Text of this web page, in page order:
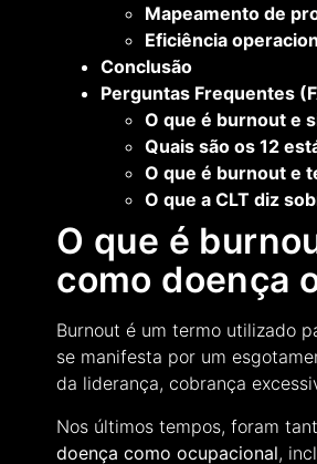
Mapeamento de
Eficiência
Conclusão
Perguntas Frequentes
O que é burnout e
Quais são os 12
O que é burnout e
O que a CLT diz
O que é
como doença
Burnout é um termo utilizado
se manifesta por um
da liderança, cobrança
Nos últimos tempos, foram
doença como ocupacional,